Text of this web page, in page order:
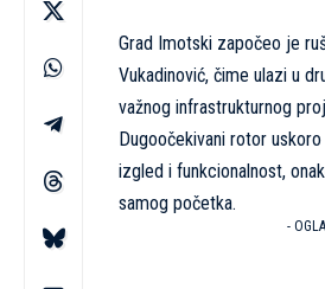
Grad Imotski započeo je
Vukadinović, čime ulazi u
važnog infrastrukturnog
Dugoočekivani rotor
izgled i funkcionalnost,
samog početka.
-